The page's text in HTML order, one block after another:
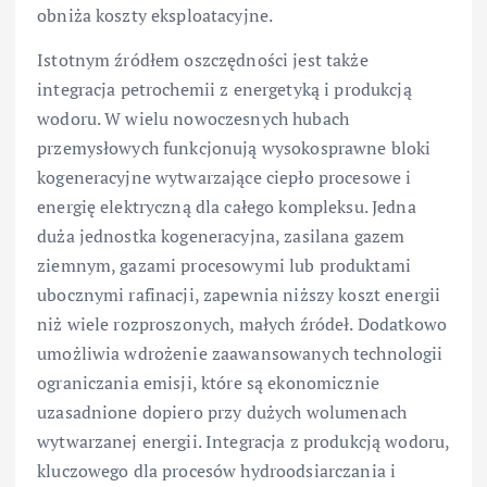
obniża koszty eksploatacyjne.
Istotnym źródłem oszczędności jest także
integracja petrochemii z energetyką i produkcją
wodoru. W wielu nowoczesnych hubach
przemysłowych funkcjonują wysokosprawne bloki
kogeneracyjne wytwarzające ciepło procesowe i
energię elektryczną dla całego kompleksu. Jedna
duża jednostka kogeneracyjna, zasilana gazem
ziemnym, gazami procesowymi lub produktami
ubocznymi rafinacji, zapewnia niższy koszt energii
niż wiele rozproszonych, małych źródeł. Dodatkowo
umożliwia wdrożenie zaawansowanych technologii
ograniczania emisji, które są ekonomicznie
uzasadnione dopiero przy dużych wolumenach
wytwarzanej energii. Integracja z produkcją wodoru,
kluczowego dla procesów hydroodsiarczania i